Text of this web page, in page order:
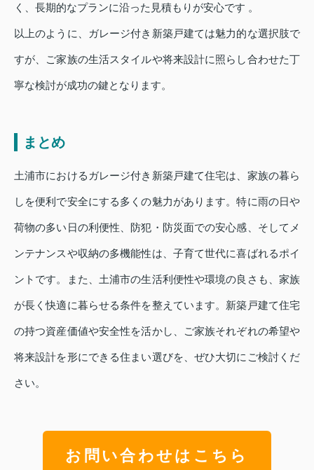
く、長期的なプランに沿った見積もりが安心です 。
以上のように、ガレージ付き新築戸建ては魅力的な選択肢で
すが、ご家族の生活スタイルや将来設計に照らし合わせた丁
寧な検討が成功の鍵となります。
まとめ
土浦市におけるガレージ付き新築戸建て住宅は、家族の暮ら
しを便利で安全にする多くの魅力があります。特に雨の日や
荷物の多い日の利便性、防犯・防災面での安心感、そしてメ
ンテナンスや収納の多機能性は、子育て世代に喜ばれるポイ
ントです。また、土浦市の生活利便性や環境の良さも、家族
が長く快適に暮らせる条件を整えています。新築戸建て住宅
の持つ資産価値や安全性を活かし、ご家族それぞれの希望や
将来設計を形にできる住まい選びを、ぜひ大切にご検討くだ
さい。
お問い合わせはこちら